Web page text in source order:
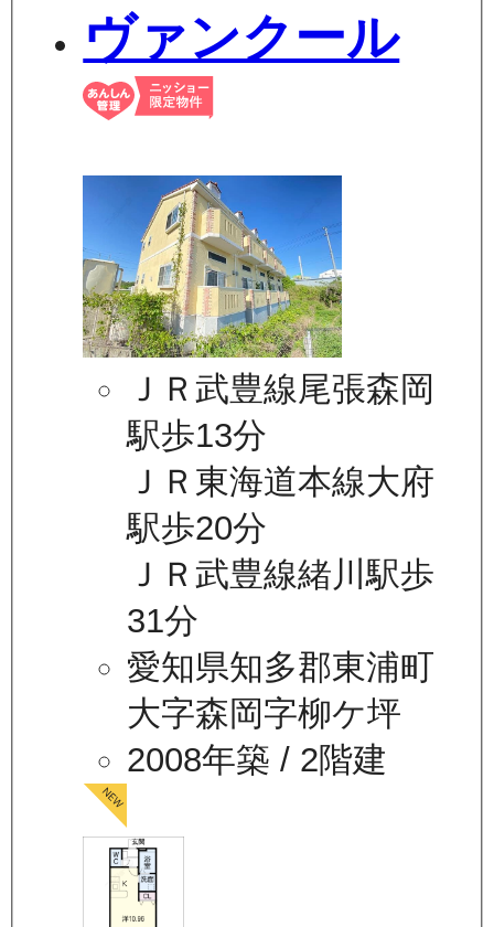
ヴァンクール
ＪＲ武豊線尾張森岡
駅歩13分
ＪＲ東海道本線大府
駅歩20分
ＪＲ武豊線緒川駅歩
31分
愛知県知多郡東浦町
大字森岡字柳ケ坪
2008年築 / 2階建